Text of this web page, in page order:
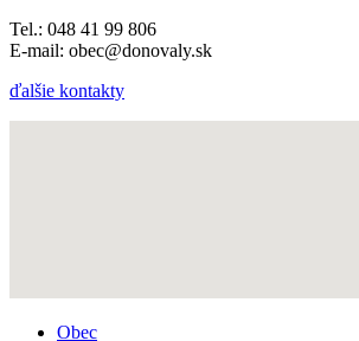
Tel.: 048 41 99 806
E-mail: obec@donovaly.sk
ďalšie kontakty
Obec